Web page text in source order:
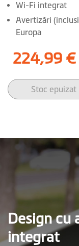
Wi-Fi integrat
Avertizări
Europa
224,99 €
Stoc epuizat
Design cu
integrat